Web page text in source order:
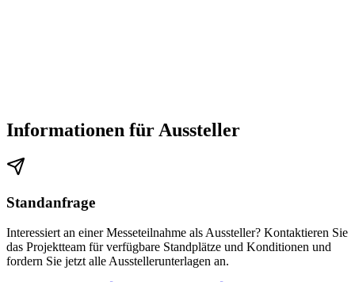
Informationen für Aussteller
Standanfrage
Interessiert an einer Messeteilnahme als Aussteller? Kontaktieren Sie
das Projektteam für verfügbare Standplätze und Konditionen und
fordern Sie jetzt alle Ausstellerunterlagen an.